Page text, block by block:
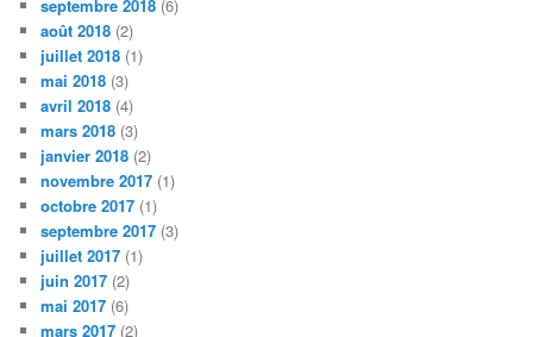
septembre 2018 (6)
août 2018 (2)
juillet 2018 (1)
mai 2018 (3)
avril 2018 (4)
mars 2018 (3)
janvier 2018 (2)
novembre 2017 (1)
octobre 2017 (1)
septembre 2017 (3)
juillet 2017 (1)
juin 2017 (2)
mai 2017 (6)
mars 2017 (2)